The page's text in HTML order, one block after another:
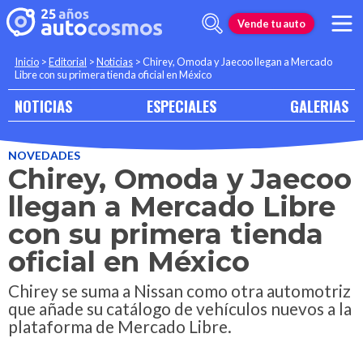
Vende tu auto
Inicio >Editorial >Noticias >Chirey, Omoda y Jaecoo llegan a Mercado
Libre con su primera tienda oficial en México
NOTICIAS ESPECIALES GALERIAS
NOVEDADES
Chirey, Omoda y Jaecoo
llegan a Mercado Libre
con su primera tienda
oficial en México
Chirey se suma a Nissan como otra automotriz
que añade su catálogo de vehículos nuevos a la
plataforma de Mercado Libre.